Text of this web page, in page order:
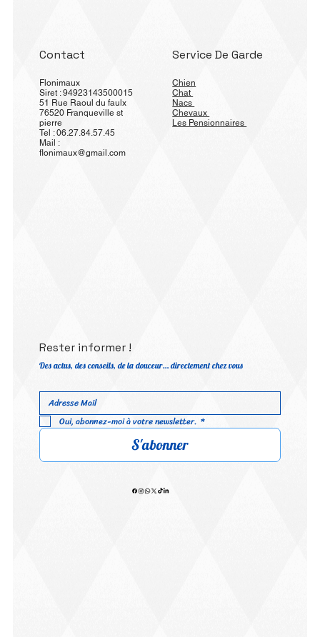
Contact
Flonimaux
Siret : 94923143500015
51 Rue Raoul du faulx
76520 Franqueville st
pierre
Tel : 06.27.84.57.45
Mail :
flonimaux@gmail.com
Service De Garde
Chien
Chat
Nacs
Chevaux
Les Pensionnaires
Rester informer !
Des actus, des conseils, de la douceur… directement chez vous
Oui, abonnez-moi à votre newsletter. *
S'abonner